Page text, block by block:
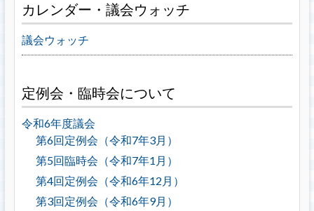
カレンダー・議会ウォッチ
議会ウォッチ
定例会・臨時会について
令和6年度議会
第6回定例会（令和7年3月）
第5回臨時会（令和7年1月）
第4回定例会（令和6年12月）
第3回定例会（令和6年9月）